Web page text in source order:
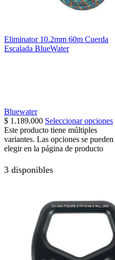
Eliminator 10.2mm 60m Cuerda
Escalada BlueWater
Bluewater
$ 1.189.000 Seleccionar opciones
Este producto tiene múltiples
variantes. Las opciones se pueden
elegir en la página de producto
3 disponibles